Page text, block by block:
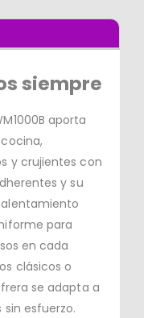
siempre
aporta
y crujientes con
y su
para
en cada
clásicos o
se adapta a
esfuerzo.